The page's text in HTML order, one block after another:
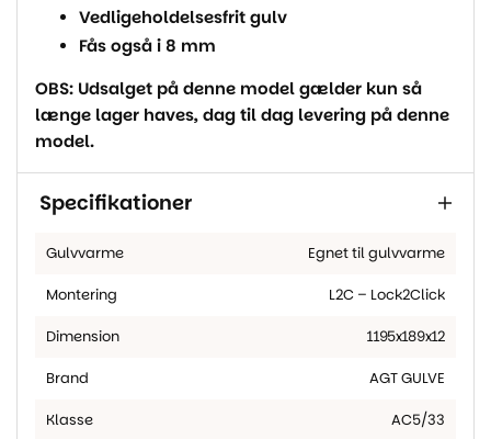
Vedligeholdelsesfrit gulv
Fås også i 8 mm
OBS: Udsalget på denne model gælder kun så
længe lager haves, dag til dag levering på denne
model.
Specifikationer
Gulvvarme Egnet til gulvvarme
Montering L2C – Lock2Click
Dimension 1195x189x12
Brand AGT GULVE
Klasse AC5/33